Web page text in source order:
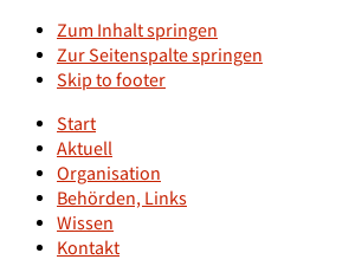
Zum Inhalt springen
Zur Seitenspalte springen
Skip to footer
Start
Aktuell
Organisation
Behörden, Links
Wissen
Kontakt